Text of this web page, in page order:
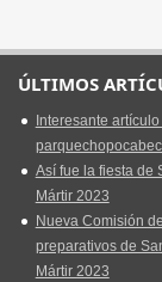
ÚLTIMOS
Interesante artículo
Así fue la fiesta de
Mártir 2023
Nueva Comisión
preparativos de
Mártir 2023